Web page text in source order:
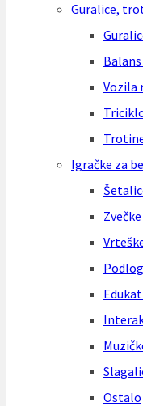
Guralice,
Vozila
Igračke za
Zvečke
Ostalo